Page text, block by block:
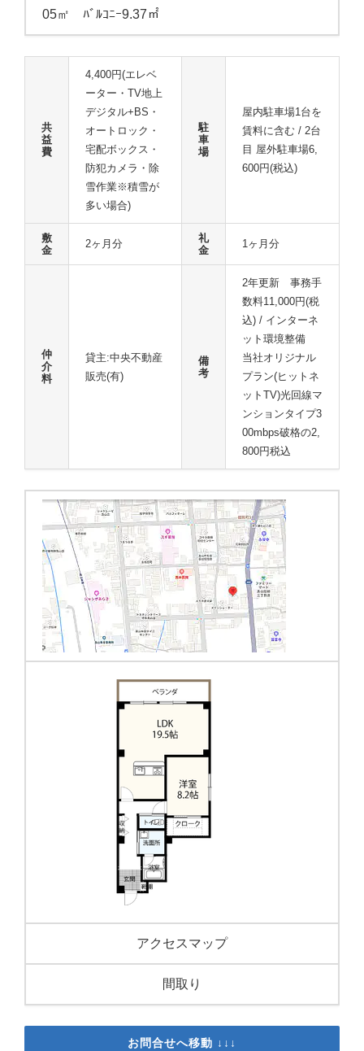
05㎡ ﾊﾞﾙｺﾆｰ9.37㎡
共
益
費
4,400円(エレベ
ーター・TV地上
デジタル+BS・
オートロック・
宅配ボックス・
防犯カメラ・除
雪作業※積雪が
多い場合)
駐
車
場
屋内駐車場1台を
賃料に含む / 2台
目 屋外駐車場6,
600円(税込)
敷
金
2ヶ月分
礼
金
1ヶ月分
仲
介
料
貸主:中央不動産
販売(有)
備
考
2年更新 事務手
数料11,000円(税
込) / インターネ
ット環境整備
当社オリジナル
プラン(ヒットネ
ットTV)光回線マ
ンションタイプ3
00mbps破格の2,
800円税込
アクセスマップ
間取り
お問合せへ移動 ↓↓↓